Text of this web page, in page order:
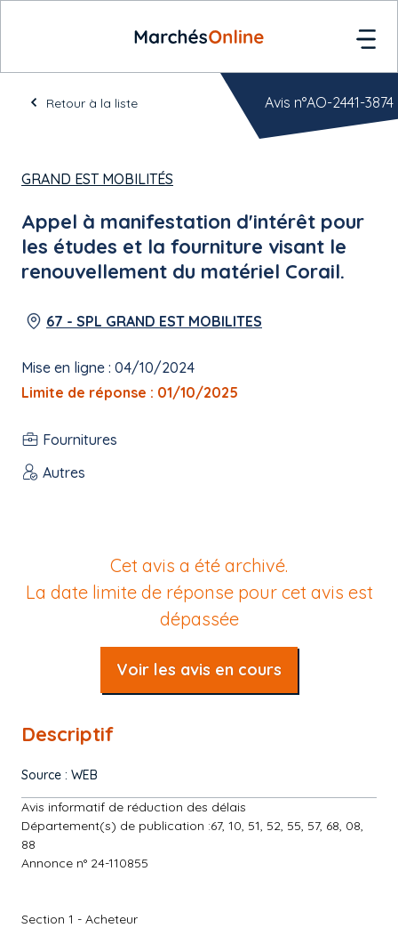
Retour à la liste
GRAND EST MOBILITÉS
Appel à manifestation d'intérêt pour
les études et la fourniture visant le
renouvellement du matériel Corail.
67 - SPL GRAND EST MOBILITES
Mise en ligne : 04/10/2024
Limite de réponse : 01/10/2025
Fournitures
Autres
Avis n°AO-2441-3874
Cet avis a été archivé.
La date limite de réponse pour cet avis est
dépassée
Voir les avis en cours
Descriptif
Source : WEB
Avis informatif de réduction des délais
Département(s) de publication :67, 10, 51, 52, 55, 57, 68, 08,
88
Annonce n° 24-110855
Section 1 - Acheteur